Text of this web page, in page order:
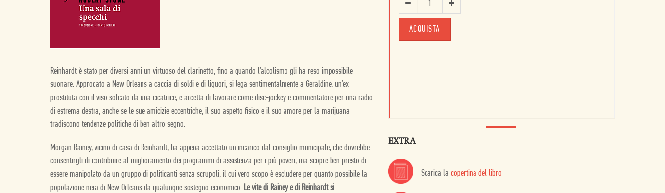
Reinhardt è stato per diversi anni un virtuoso del clarinetto, fino a quando l’alcolismo gli ha reso impossibile
suonare. Approdato a New Orleans a caccia di soldi e di liquori, si lega sentimentalmente a Geraldine, un’ex
prostituta con il viso solcato da una cicatrice, e accetta di lavorare come disc-jockey e commentatore per una radio
di estrema destra, anche se le sue amicizie eccentriche, il suo aspetto fisico e il suo amore per la marijuana
tradiscono tendenze politiche di ben altro segno.
Morgan Rainey, vicino di casa di Reinhardt, ha appena accettato un incarico dal consiglio municipale, che dovrebbe
consentirgli di contribuire al miglioramento dei programmi di assistenza per i più poveri, ma scopre ben presto di
essere manipolato da un gruppo di politicanti senza scrupoli, il cui vero scopo è escludere per quanto possibile la
popolazione nera di New Orleans da qualunque sostegno economico. Le vite di Rainey e di Reinhardt si
ACQUISTA
EXTRA
Scarica la copertina del libro